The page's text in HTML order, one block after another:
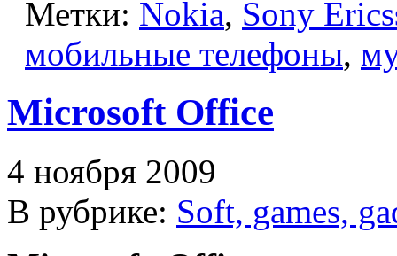
Метки: Nokia, Sony
мобильные телефоны,
Microsoft Office
4 ноября 2009
В рубрике: Soft, games,